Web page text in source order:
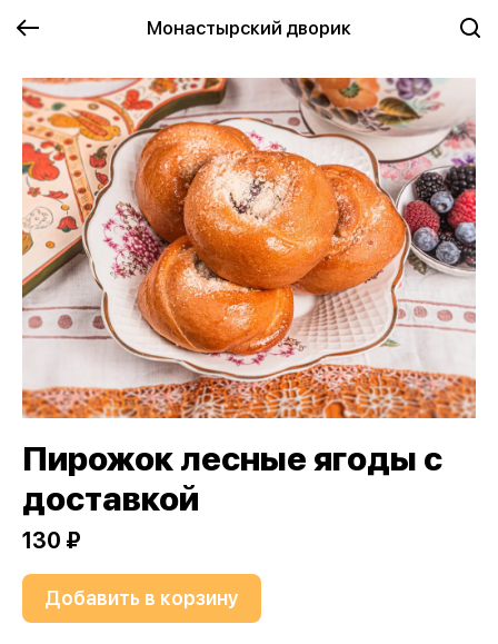
Монастырский дворик
Пирожок лесные ягоды с
доставкой
130 ₽
Добавить в корзину